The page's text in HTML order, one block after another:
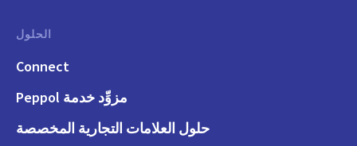
الحلول
Connect
مزوِّد خدمة Peppol
حلول العلامات التجارية المخصصة